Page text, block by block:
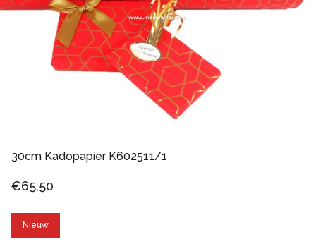
30cm Kadopapier K602511/1
€65,50
Nieuw